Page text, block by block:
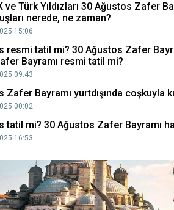
ve Türk Yıldızları 30 Ağustos Zafer
nerede, ne zaman?
15:06
resmi tatil mi? 30 Ağustos Zafer
Bayramı resmi tatil mi?
09:43
Zafer Bayramı yurtdışında coşkuyla
00:02
tatil mi? 30 Ağustos Zafer Bayramı
16:53